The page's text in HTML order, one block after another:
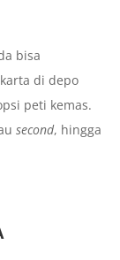
bisa
di depo
peti kemas.
second, hingga